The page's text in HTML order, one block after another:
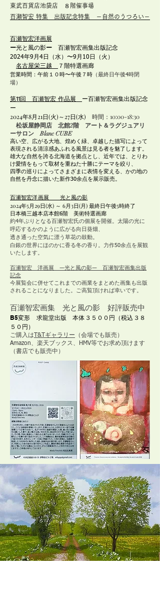
​東武百貨店池袋店 ８階催事場
百瀬智宏 特集 出版記念特集 －自然のうつろい－
百瀬智宏洋画展
ー光と風の影ー 百瀬智宏画集出版記念
2024年9月4日（水）〜9月10日（火）
名古屋栄三越
７階特選画廊
営業時間：午前１０時〜午後７時 （最終日午後4時閉
場）
第11回 百瀬智宏 作品展 ー百瀬智宏画集出版記念
ー
2024年8月21日(火)～27日(水) 時間：10:00-18:30
松坂屋静岡店 北館2階 アート＆ラグジュアリ
ーサロン Blanc CUBE
高い空、広がる大地、煌めく緑、卓越した描写によって
表現される清涼感あふれる風景は見る者を魅了します。
雄大な自然を誇る北海道を拠点とし、近年では、とりわ
け愛情をもって取材を重ねた十勝にテーマを絞り、
四季の巡りによってさまざまに表情を変える、かの地の
自然を丹念に描いた新作30余点を展示販売。
百瀬智宏洋画展 光と風の影
2024年5月29日(水) ～ 6月3日(月) 最終日午後5時終了
日本橋三越本店本館6階 美術特選画廊
約4年ぶりとなる百瀬智宏氏の個展を開催。 太陽の光に
呼応するかのように広がる向日葵畑、
透き通った空気に漂う草花の鼓動。
白銀の世界にほのかに香る冬の香り。力作50余点を展観
いたします。
百瀬智宏 洋画展 ―光と風の影― 百瀬智宏画集出版
記念
今展覧会に併せてこれまでの画業をまとめた画集も出版
されることになりました。ご高覧頂ければ幸いです。
百瀬智宏画集 光と風の影 好評販売中
B5変形 求龍堂出版 本体３５００円（税込３８
５０円）
ご購入は T&Tギャラリー （会場でも販売）
Amazon、楽天ブックス、HMV等でお求め頂けます
（書店でも販売中）